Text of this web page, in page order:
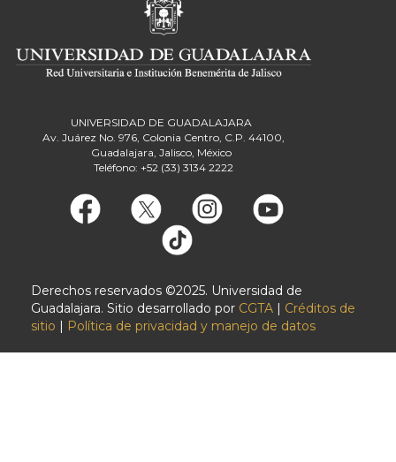
UNIVERSIDAD DE GUADALAJARA
Av. Juárez No. 976, Colonia Centro, C.P. 44100,
Guadalajara, Jalisco, México
Teléfono: +52 (33) 3134 2222
Derechos reservados ©2025. Universidad de
Guadalajara. Sitio desarrollado por CGTA | Créditos de
sitio | Política de privacidad y manejo de datos